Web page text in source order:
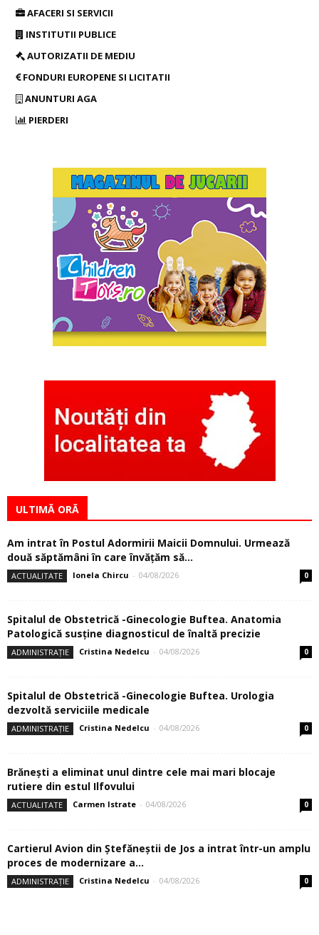
AFACERI SI SERVICII
INSTITUTII PUBLICE
AUTORIZATII DE MEDIU
FONDURI EUROPENE SI LICITATII
ANUNTURI AGA
PIERDERI
ULTIMĂ ORĂ
Am intrat în Postul Adormirii Maicii Domnului. Urmează
două săptămâni în care învăţăm să...
ACTUALITATE Ionela Chircu - 04/08/2026 0
Spitalul de Obstetrică -Ginecologie Buftea. Anatomia
Patologică susţine diagnosticul de înaltă precizie
ADMINISTRAȚIE Cristina Nedelcu - 04/08/2026 0
Spitalul de Obstetrică -Ginecologie Buftea. Urologia
dezvoltă serviciile medicale
ADMINISTRAȚIE Cristina Nedelcu - 04/08/2026 0
Brănești a eliminat unul dintre cele mai mari blocaje
rutiere din estul Ilfovului
ACTUALITATE Carmen Istrate - 04/08/2026 0
Cartierul Avion din Ştefăneştii de Jos a intrat într-un amplu
proces de modernizare a...
ADMINISTRAȚIE Cristina Nedelcu - 04/08/2026 0